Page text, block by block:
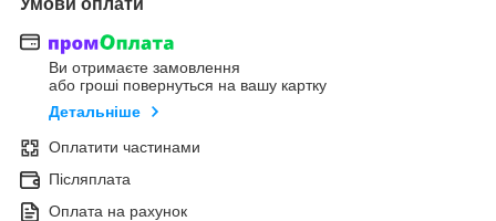
Ви отримаєте замовлення
або гроші повернуться на вашу картку
Детальніше
Оплатити частинами
Післяплата
Оплата на рахунок